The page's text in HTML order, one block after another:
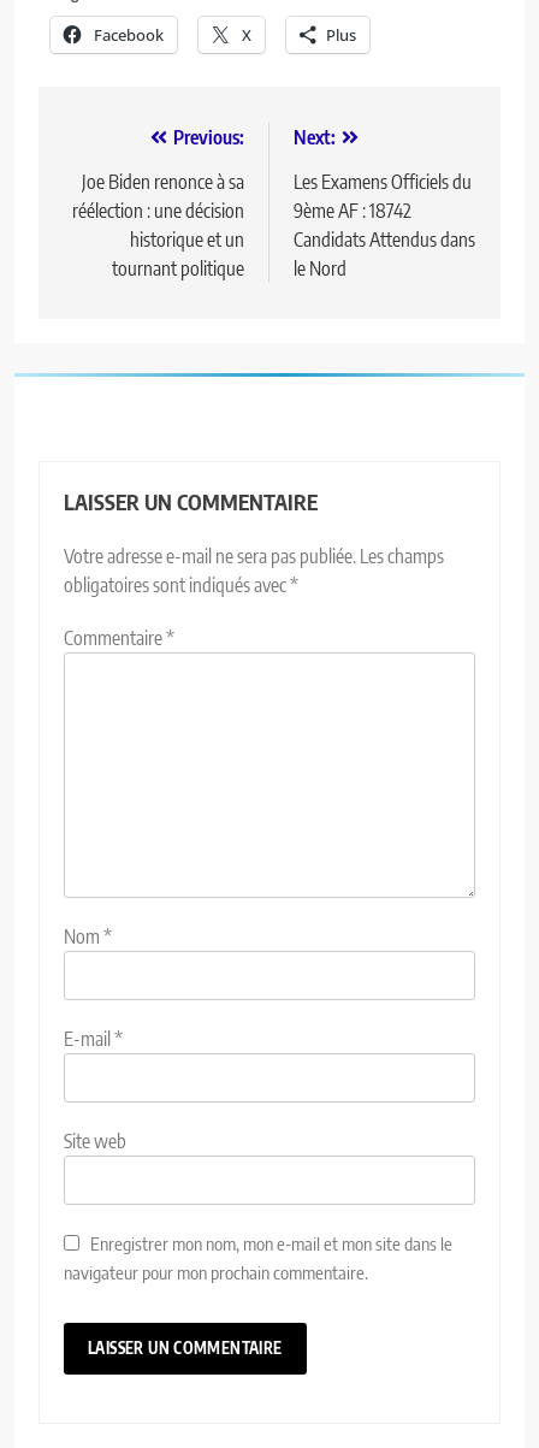
Facebook X Plus
Previous:
Joe Biden renonce à sa
réélection : une décision
historique et un
tournant politique
Next:
Les Examens Officiels du
9ème AF : 18742
Candidats Attendus dans
le Nord
LAISSER UN COMMENTAIRE
Votre adresse e-mail ne sera pas publiée. Les champs
obligatoires sont indiqués avec*
Commentaire*
Nom *
E-mail *
Site web
Enregistrer mon nom, mon e-mail et mon site dans le
navigateur pour mon prochain commentaire.